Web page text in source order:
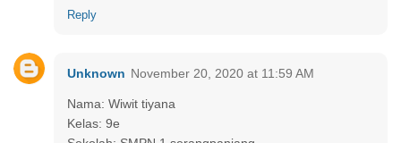
Reply
Unknown November 20, 2020 at 11:59 AM
Nama: Wiwit tiyana
Kelas: 9e